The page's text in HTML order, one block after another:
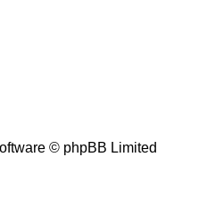
© phpBB Limited